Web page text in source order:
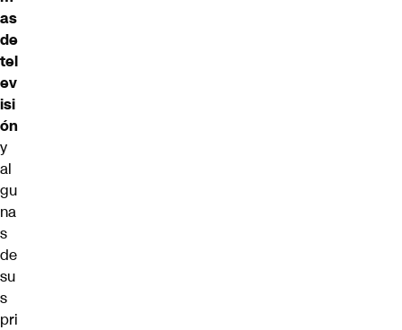
as
de
tel
ev
isi
ón
y
al
gu
na
s
de
su
s
pri